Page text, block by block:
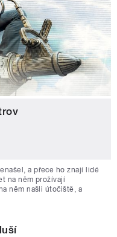
a přece ho znají lidé
na něm prožívají
něm našli útočiště, a